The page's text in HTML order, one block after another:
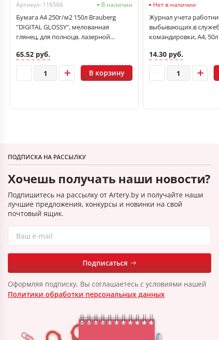
Артикул: 116566 В наличии
Бумага А4 250г/м2 150л Brauberg
"DIGITAL GLOSSY", мелованная
глянец, для полноцв. лазерной
65.52 руб.
В корзину
Нет в наличии
Журнал учета
выбывающих.в
командировки, А4, 50л
14.30 руб.
ПОДПИСКА НА РАССЫЛКУ
Хочешь получать наши новости?
Подпишитесь на рассылку от Artery.by и получайте наши
лучшие предложения, конкурсы и новинки на свой
почтовый ящик.
Подписаться
Оформляя подписку, Вы соглашаетесь с условиями нашей
Политики обработки персональных данных